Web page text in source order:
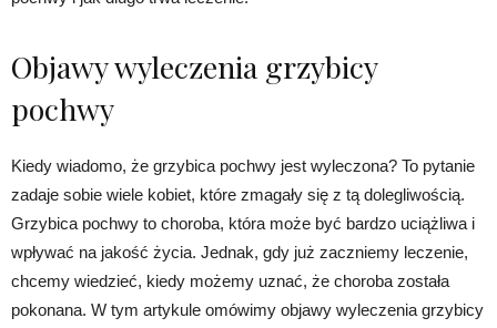
Objawy wyleczenia grzybicy
pochwy
Kiedy wiadomo, że grzybica pochwy jest wyleczona? To pytanie
zadaje sobie wiele kobiet, które zmagały się z tą dolegliwością.
Grzybica pochwy to choroba, która może być bardzo uciążliwa i
wpływać na jakość życia. Jednak, gdy już zaczniemy leczenie,
chcemy wiedzieć, kiedy możemy uznać, że choroba została
pokonana. W tym artykule omówimy objawy wyleczenia grzybicy